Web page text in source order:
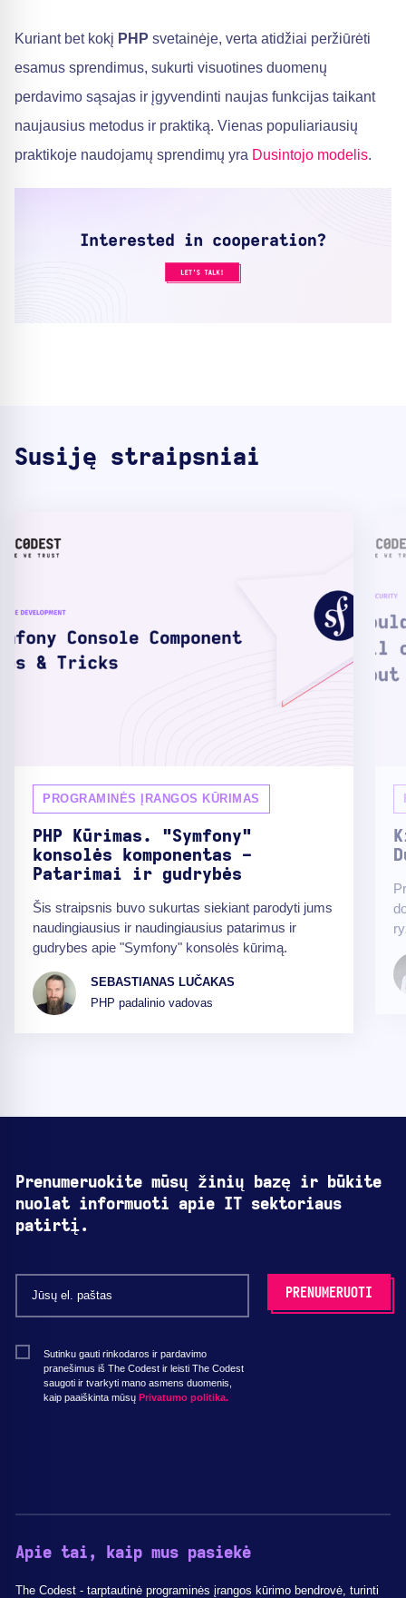
Kuriant bet kokį PHP svetainėje, verta atidžiai peržiūrėti
esamus sprendimus, sukurti visuotines duomenų
perdavimo sąsajas ir įgyvendinti naujas funkcijas taikant
naujausius metodus ir praktiką. Vienas populiariausių
praktikoje naudojamų sprendimų yra Dusintojo modelis.
Susiję straipsniai
PROGRAMINĖS ĮRANGOS KŪRIMAS
PHP Kūrimas. "Symfony"
konsolės komponentas -
Patarimai ir gudrybės
Šis straipsnis buvo sukurtas siekiant parodyti jums
naudingiausius ir naudingiausius patarimus ir
gudrybes apie "Symfony" konsolės kūrimą.
SEBASTIANAS LUČAKAS
PHP padalinio vadovas
Prenumeruokite mūsų žinių bazę ir būkite
nuolat informuoti apie IT sektoriaus
patirtį.
Sutinku gauti rinkodaros ir pardavimo
pranešimus iš The Codest ir leisti The Codest
saugoti ir tvarkyti mano asmens duomenis,
kaip paaiškinta mūsų Privatumo politika.
Apie tai, kaip mus pasiekė
The Codest - tarptautinė programinės įrangos kūrimo bendrovė, turinti